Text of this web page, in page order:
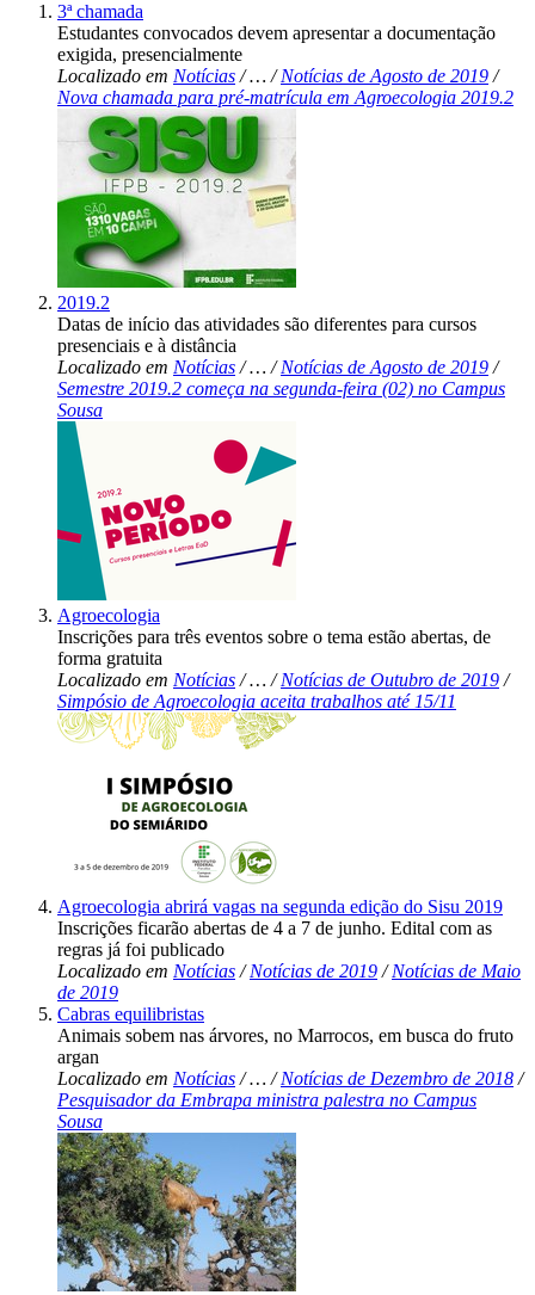
3ª chamada
Estudantes convocados devem apresentar a documentação
exigida, presencialmente
Localizado em Notícias /…/Notícias de Agosto de 2019 /
Nova chamada para pré-matrícula em Agroecologia 2019.2
2019.2
Datas de início das atividades são diferentes para cursos
presenciais e à distância
Localizado em Notícias /…/Notícias de Agosto de 2019 /
Semestre 2019.2 começa na segunda-feira (02) no Campus
Sousa
Agroecologia
Inscrições para três eventos sobre o tema estão abertas, de
forma gratuita
Localizado em Notícias /…/Notícias de Outubro de 2019 /
Simpósio de Agroecologia aceita trabalhos até 15/11
Agroecologia abrirá vagas na segunda edição do Sisu 2019
Inscrições ficarão abertas de 4 a 7 de junho. Edital com as
regras já foi publicado
Localizado em Notícias /Notícias de 2019 /Notícias de Maio
de 2019
Cabras equilibristas
Animais sobem nas árvores, no Marrocos, em busca do fruto
argan
Localizado em Notícias /…/Notícias de Dezembro de 2018 /
Pesquisador da Embrapa ministra palestra no Campus
Sousa